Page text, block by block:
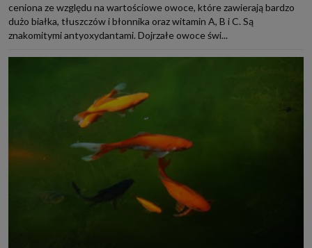
ceniona ze względu na wartościowe owoce, które zawierają bardzo
dużo białka, tłuszczów i błonnika oraz witamin A, B i C. Są
znakomitymi antyoxydantami. Dojrzałe owoce świ...